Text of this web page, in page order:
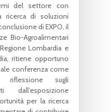
del settore con
ricerca di soluzioni
di EXPO, il
Bio-Agroalimentari
Lombardia e
ritiene opportuno
conferenza come
sugli
dall’esposizione
per la ricerca